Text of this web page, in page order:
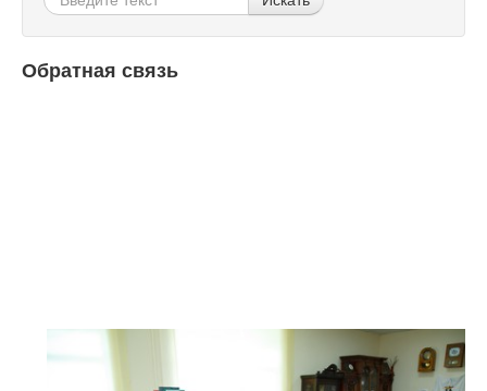
Обратная связь